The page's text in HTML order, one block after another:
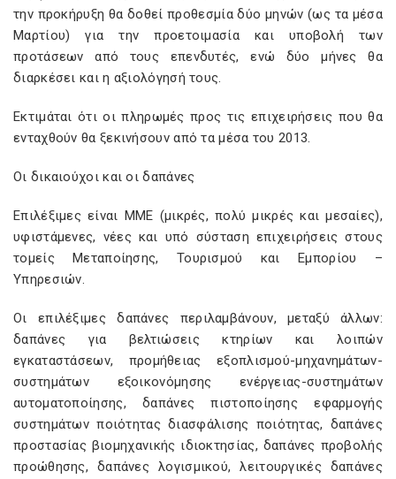
την προκήρυξη θα δοθεί προθεσμία δύο μηνών (ως τα μέσα
Μαρτίου) για την προετοιμασία και υποβολή των
προτάσεων από τους επενδυτές, ενώ δύο μήνες θα
διαρκέσει και η αξιολόγησή τους.
Εκτιμάται ότι οι πληρωμές προς τις επιχειρήσεις που θα
ενταχθούν θα ξεκινήσουν από τα μέσα του 2013.
Οι δικαιούχοι και οι δαπάνες
Επιλέξιμες είναι ΜΜΕ (μικρές, πολύ μικρές και μεσαίες),
υφιστάμενες, νέες και υπό σύσταση επιχειρήσεις στους
τομείς Μεταποίησης, Τουρισμού και Εμπορίου –
Υπηρεσιών.
Οι επιλέξιμες δαπάνες περιλαμβάνουν, μεταξύ άλλων:
δαπάνες για βελτιώσεις κτηρίων και λοιπών
εγκαταστάσεων, προμήθειας εξοπλισμού-μηχανημάτων-
συστημάτων εξοικονόμησης ενέργειας-συστημάτων
αυτοματοποίησης, δαπάνες πιστοποίησης εφαρμογής
συστημάτων ποιότητας διασφάλισης ποιότητας, δαπάνες
προστασίας βιομηχανικής ιδιοκτησίας, δαπάνες προβολής
προώθησης, δαπάνες λογισμικού, λειτουργικές δαπάνες